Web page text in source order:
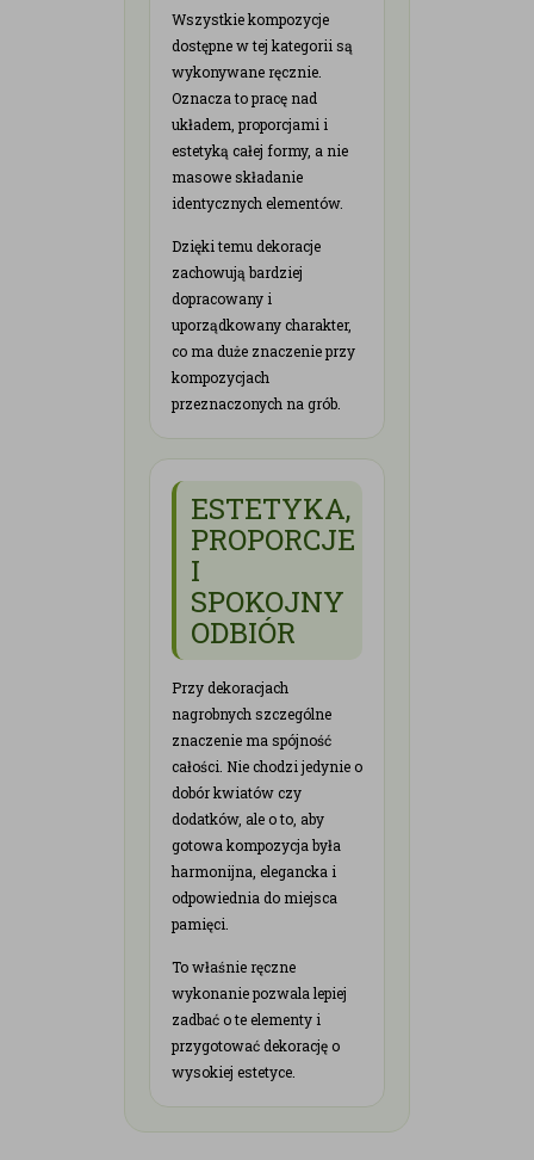
Wszystkie kompozycje
dostępne w tej kategorii są
wykonywane ręcznie.
Oznacza to pracę nad
układem, proporcjami i
estetyką całej formy, a nie
masowe składanie
identycznych elementów.
Dzięki temu dekoracje
zachowują bardziej
dopracowany i
uporządkowany charakter,
co ma duże znaczenie przy
kompozycjach
przeznaczonych na grób.
ESTETYKA,
PROPORCJE
I
SPOKOJNY
ODBIÓR
Przy dekoracjach
nagrobnych szczególne
znaczenie ma spójność
całości. Nie chodzi jedynie o
dobór kwiatów czy
dodatków, ale o to, aby
gotowa kompozycja była
harmonijna, elegancka i
odpowiednia do miejsca
pamięci.
To właśnie ręczne
wykonanie pozwala lepiej
zadbać o te elementy i
przygotować dekorację o
wysokiej estetyce.